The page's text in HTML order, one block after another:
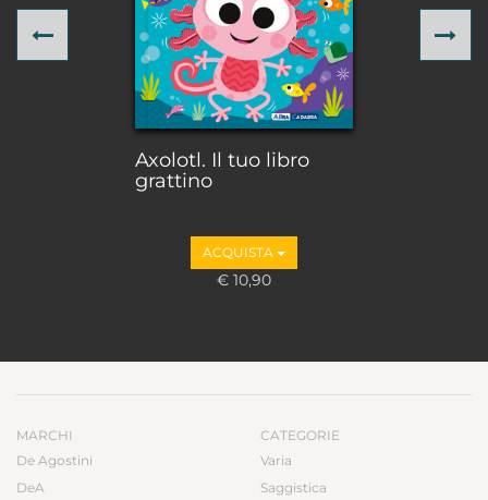
Axolotl. Il tuo libro
grattino
ACQUISTA
€ 10,90
Previous
MARCHI
De Agostini
DeA
CATEGORIE
Varia
Saggistica